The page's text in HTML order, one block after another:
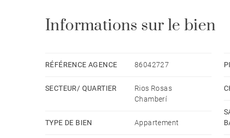
Le salon-salle à manger, entièrement extérieur,
fontaines qui confèrent à la maison une
Le logement dispose de trois chambres. La
attenante, tandis que les deux chambres
Informations sur le bien
RÉFÉRENCE AGENCE 86042727
SECTEUR/ QUARTIER
Rios Rosas
Chamberí
TYPE DE BIEN Appartement